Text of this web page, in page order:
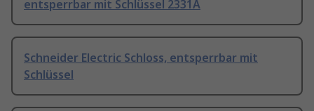
entsperrbar mit Schlüssel 2331A
Schneider Electric Schloss, entsperrbar mit
Schlüssel